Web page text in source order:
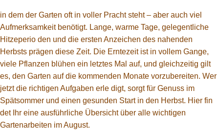
in dem der Garten oft in voller Pracht steht – aber auch viel
Aufmerksamkeit benötigt. Lange, warme Tage, gelegentliche
Hitzeperio den und die ersten Anzeichen des nahenden
Herbsts prägen diese Zeit. Die Erntezeit ist in vollem Gange,
viele Pflanzen blühen ein letztes Mal auf, und gleichzeitig gilt
es, den Garten auf die kommenden Monate vorzubereiten. Wer
jetzt die richtigen Aufgaben erle digt, sorgt für Genuss im
Spätsommer und einen gesunden Start in den Herbst. Hier fin
det Ihr eine ausführliche Übersicht über alle wichtigen
Gartenarbeiten im August.